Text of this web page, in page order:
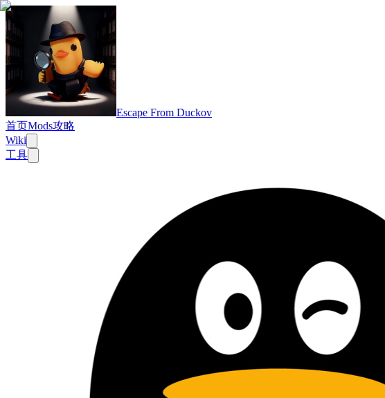
Escape From Duckov
首页Mods攻略
Wiki
工具